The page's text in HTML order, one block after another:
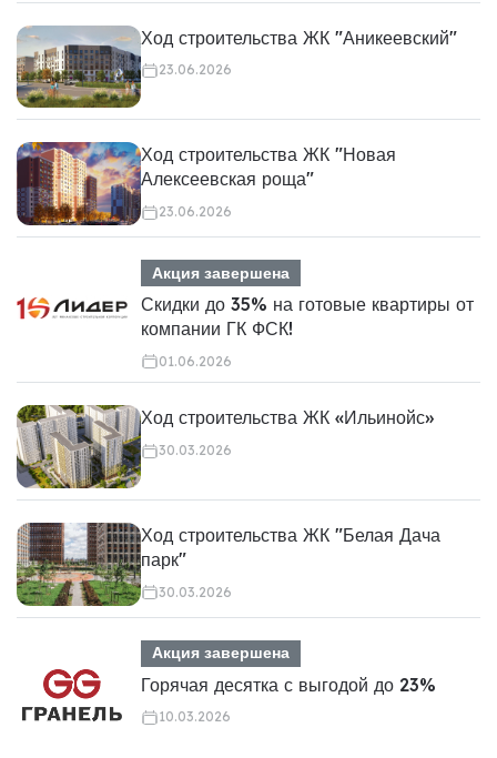
Ход строительства ЖК "Аникеевский"
23.06.2026
Ход строительства ЖК "Новая
Алексеевская роща"
23.06.2026
Акция завершена
Скидки до 35% на готовые квартиры от
компании ГК ФСК!
01.06.2026
Ход строительства ЖК «Ильинойс»
30.03.2026
Ход строительства ЖК "Белая Дача
парк"
30.03.2026
Акция завершена
Горячая десятка с выгодой до 23%
10.03.2026